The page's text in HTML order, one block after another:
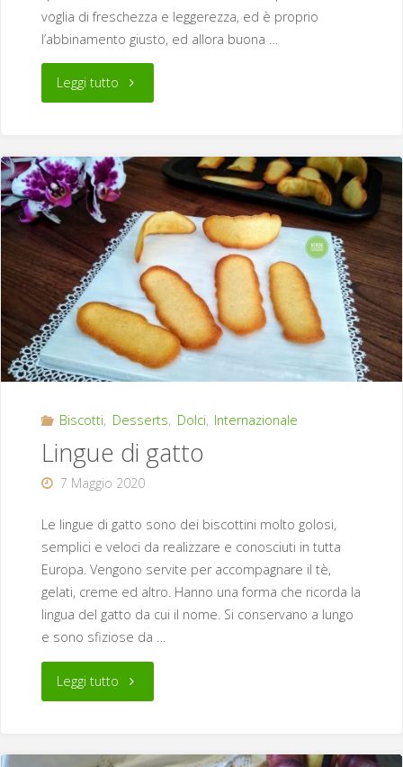
voglia di freschezza e leggerezza, ed è proprio
l’abbinamento giusto, ed allora buona …
Leggi tutto"Plumcake
yogurt
cocco
e
limone"
Biscotti, Desserts, Dolci, Internazionale
Lingue di gatto
7 Maggio 2020
Le lingue di gatto sono dei biscottini molto golosi,
semplici e veloci da realizzare e conosciuti in tutta
Europa. Vengono servite per accompagnare il tè,
gelati, creme ed altro. Hanno una forma che ricorda la
lingua del gatto da cui il nome. Si conservano a lungo
e sono sfiziose da …
Leggi tutto"Lingue
gatto"